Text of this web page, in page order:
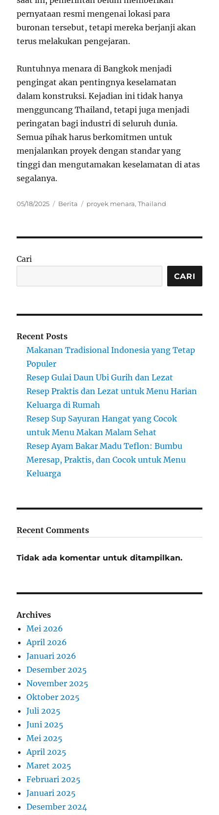
pernyataan resmi mengenai lokasi para
buronan tersebut, tetapi mereka berjanji akan
terus melakukan pengejaran.
Runtuhnya menara di Bangkok menjadi
pengingat akan pentingnya keselamatan
dalam konstruksi. Kejadian ini tidak hanya
mengguncang Thailand, tetapi juga menjadi
peringatan bagi industri di seluruh dunia.
Semua pihak harus berkomitmen untuk
menjalankan proyek dengan standar yang
tinggi dan mengutamakan keselamatan di atas
segalanya.
Posted
05/18/2025 Categories
Berita Tags
proyek menara,Thailand
Cari
CARI
Recent Posts
Makanan Tradisional Indonesia yang Tetap
Populer
Resep Gulai Daun Ubi Gurih dan Lezat
Resep Praktis dan Lezat untuk Menu Harian
Keluarga di Rumah
Resep Sup Sayuran Hangat yang Cocok
untuk Menu Makan Malam Sehat
Resep Ayam Bakar Madu Teflon: Bumbu
Meresap, Praktis, dan Cocok untuk Menu
Keluarga
Recent Comments
Tidak ada komentar untuk ditampilkan.
Archives
Mei 2026
April 2026
Januari 2026
Desember 2025
November 2025
Oktober 2025
Juli 2025
Juni 2025
Mei 2025
April 2025
Maret 2025
Februari 2025
Januari 2025
Desember 2024